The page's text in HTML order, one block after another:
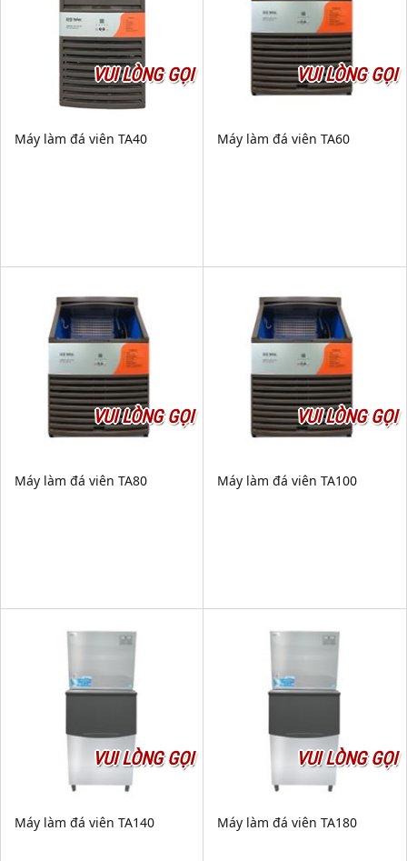
VUI LÒNG GỌI
Máy làm đá viên TA40
VUI LÒNG GỌI
Máy làm đá viên TA60
VUI LÒNG GỌI
Máy làm đá viên TA80
VUI LÒNG GỌI
Máy làm đá viên TA100
VUI LÒNG GỌI
Máy làm đá viên TA140
VUI LÒNG GỌI
Máy làm đá viên TA180